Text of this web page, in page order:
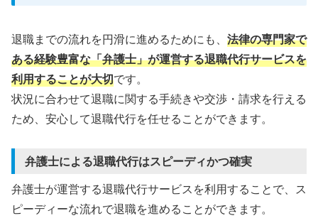
退職までの流れを円滑に進めるためにも、 法律の専門家で
ある経験豊富な「弁護士」が運営する退職代行サービスを
利用することが大切です。
状況に合わせて退職に関する手続きや交渉・請求を行える
ため、安心して退職代行を任せることができます。
弁護士による退職代行はスピーディかつ確実
弁護士が運営する退職代行サービスを利用することで、ス
ピーディーな流れで退職を進めることができます。